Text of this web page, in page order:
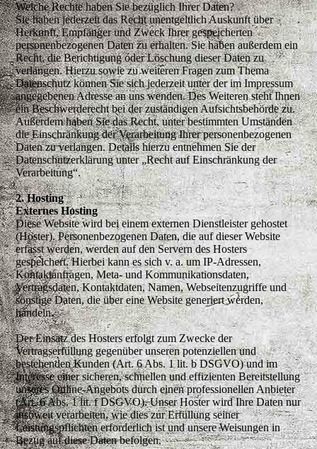
Welche Rechte haben Sie bezüglich Ihrer Daten?
Sie haben jederzeit das Recht unentgeltlich Auskunft über
Herkunft, Empfänger und Zweck Ihrer gespeicherten
personenbezogenen Daten zu erhalten. Sie haben außerdem ein
Recht, die Berichtigung oder Löschung dieser Daten zu
verlangen. Hierzu sowie zu weiteren Fragen zum Thema
Datenschutz können Sie sich jederzeit unter der im Impressum
angegebenen Adresse an uns wenden. Des Weiteren steht Ihnen
ein Beschwerderecht bei der zuständigen Aufsichtsbehörde zu.
Außerdem haben Sie das Recht, unter bestimmten Umständen
die Einschränkung der Verarbeitung Ihrer personenbezogenen
Daten zu verlangen. Details hierzu entnehmen Sie der
Datenschutzerklärung unter „Recht auf Einschränkung der
Verarbeitung“.
2. Hosting
Externes Hosting
Diese Website wird bei einem externen Dienstleister gehostet
(Hoster). Personenbezogenen Daten, die auf dieser Website
erfasst werden, werden auf den Servern des Hosters
gespeichert. Hierbei kann es sich v. a. um IP-Adressen,
Kontaktanfragen, Meta- und Kommunikationsdaten,
Vertragsdaten, Kontaktdaten, Namen, Webseitenzugriffe und
sonstige Daten, die über eine Website generiert werden,
handeln.
Der Einsatz des Hosters erfolgt zum Zwecke der
Vertragserfüllung gegenüber unseren potenziellen und
bestehenden Kunden (Art. 6 Abs. 1 lit. b DSGVO) und im
Interesse einer sicheren, schnellen und effizienten Bereitstellung
unseres Online-Angebots durch einen professionellen Anbieter
(Art. 6 Abs. 1 lit. f DSGVO). Unser Hoster wird Ihre Daten nur
insoweit verarbeiten, wie dies zur Erfüllung seiner
Leistungspflichten erforderlich ist und unsere Weisungen in
Bezug auf diese Daten befolgen.